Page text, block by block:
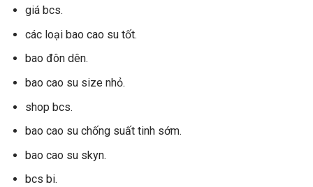
giá bcs.
các loại bao cao su tốt.
bao đôn dên.
bao cao su size nhỏ.
shop bcs.
bao cao su chống suất tinh sớm.
bao cao su skyn.
bcs bi.